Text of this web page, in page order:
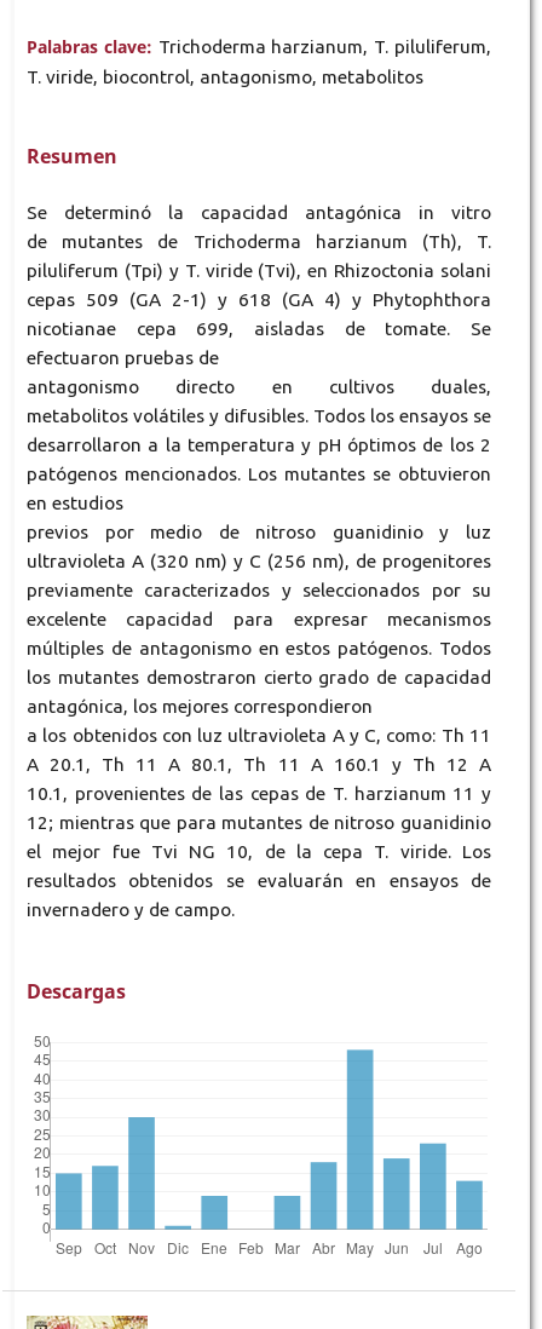
Palabras clave: Trichoderma harzianum, T. piluliferum,
T. viride, biocontrol, antagonismo, metabolitos
Resumen
Se determinó la capacidad antagónica in vitro
de mutantes de Trichoderma harzianum (Th), T.
piluliferum (Tpi) y T. viride (Tvi), en Rhizoctonia solani
cepas 509 (GA 2-1) y 618 (GA 4) y Phytophthora
nicotianae cepa 699, aisladas de tomate. Se
efectuaron pruebas de
antagonismo directo en cultivos duales,
metabolitos volátiles y difusibles. Todos los ensayos se
desarrollaron a la temperatura y pH óptimos de los 2
patógenos mencionados. Los mutantes se obtuvieron
en estudios
previos por medio de nitroso guanidinio y luz
ultravioleta A (320 nm) y C (256 nm), de progenitores
previamente caracterizados y seleccionados por su
excelente capacidad para expresar mecanismos
múltiples de antagonismo en estos patógenos. Todos
los mutantes demostraron cierto grado de capacidad
antagónica, los mejores correspondieron
a los obtenidos con luz ultravioleta A y C, como: Th 11
A 20.1, Th 11 A 80.1, Th 11 A 160.1 y Th 12 A
10.1, provenientes de las cepas de T. harzianum 11 y
12; mientras que para mutantes de nitroso guanidinio
el mejor fue Tvi NG 10, de la cepa T. viride. Los
resultados obtenidos se evaluarán en ensayos de
invernadero y de campo.
Descargas